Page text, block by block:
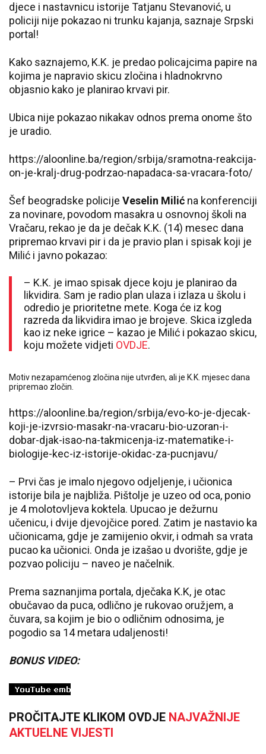
djece i nastavnicu istorije Tatjanu Stevanović, u
policiji nije pokazao ni trunku kajanja, saznaje Srpski
portal!
Kako saznajemo, K.K. je predao policajcima papire na
kojima je napravio skicu zločina i hladnokrvno
objasnio kako je planirao krvavi pir.
Ubica nije pokazao nikakav odnos prema onome što
je uradio.
https://aloonline.ba/region/srbija/sramotna-reakcija-
on-je-kralj-drug-podrzao-napadaca-sa-vracara-foto/
Šef beogradske policije Veselin Milić na konferenciji
za novinare, povodom masakra u osnovnoj školi na
Vračaru, rekao je da je dečak K.K. (14) mesec dana
pripremao krvavi pir i da je pravio plan i spisak koji je
Milić i javno pokazao:
– K.K. je imao spisak djece koju je planirao da
likvidira. Sam je radio plan ulaza i izlaza u školu i
odredio je prioritetne mete. Koga će iz kog
razreda da likvidira imao je brojeve. Skica izgleda
kao iz neke igrice – kazao je Milić i pokazao skicu,
koju možete vidjeti OVDJE.
Motiv nezapamćenog zločina nije utvrđen, ali je K.K. mjesec dana
pripremao zločin.
https://aloonline.ba/region/srbija/evo-ko-je-djecak-
koji-je-izvrsio-masakr-na-vracaru-bio-uzoran-i-
dobar-djak-isao-na-takmicenja-iz-matematike-i-
biologije-kec-iz-istorije-okidac-za-pucnjavu/
– Prvi čas je imalo njegovo odjeljenje, i učionica
istorije bila je najbliža. Pištolje je uzeo od oca, ponio
je 4 molotovljeva koktela. Upucao je dežurnu
učenicu, i dvije djevojčice pored. Zatim je nastavio ka
učionicama, gdje je zamijenio okvir, i odmah sa vrata
pucao ka učionici. Onda je izašao u dvorište, gdje je
pozvao policiju – naveo je načelnik.
Prema saznanjima portala, dječaka K.K, je otac
obučavao da puca, odlično je rukovao oružjem, a
čuvara, sa kojim je bio o odličnim odnosima, je
pogodio sa 14 metara udaljenosti!
BONUS VIDEO:
PROČITAJTE KLIKOM OVDJE NAJVAŽNIJE
AKTUELNE VIJESTI